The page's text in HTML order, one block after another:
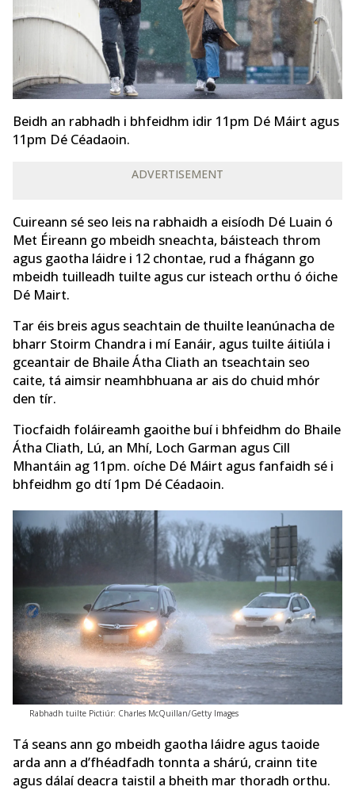
Beidh an rabhadh i bhfeidhm idir 11pm Dé Máirt agus
11pm Dé Céadaoin.
ADVERTISEMENT
Cuireann sé seo leis na rabhaidh a eisíodh Dé Luain ó
Met Éireann go mbeidh sneachta, báisteach throm
agus gaotha láidre i 12 chontae, rud a fhágann go
mbeidh tuilleadh tuilte agus cur isteach orthu ó óiche
Dé Mairt.
Tar éis breis agus seachtain de thuilte leanúnacha de
bharr Stoirm Chandra i mí Eanáir, agus tuilte áitiúla i
gceantair de Bhaile Átha Cliath an tseachtain seo
caite, tá aimsir neamhbhuana ar ais do chuid mhór
den tír.
Tiocfaidh foláireamh gaoithe buí i bhfeidhm do Bhaile
Átha Cliath, Lú, an Mhí, Loch Garman agus Cill
Mhantáin ag 11pm. oíche Dé Máirt agus fanfaidh sé i
bhfeidhm go dtí 1pm Dé Céadaoin.
Rabhadh tuilte Pictiúr: Charles McQuillan/Getty Images
Tá seans ann go mbeidh gaotha láidre agus taoide
arda ann a d’fhéadfadh tonnta a shárú, crainn tite
agus dálaí deacra taistil a bheith mar thoradh orthu.